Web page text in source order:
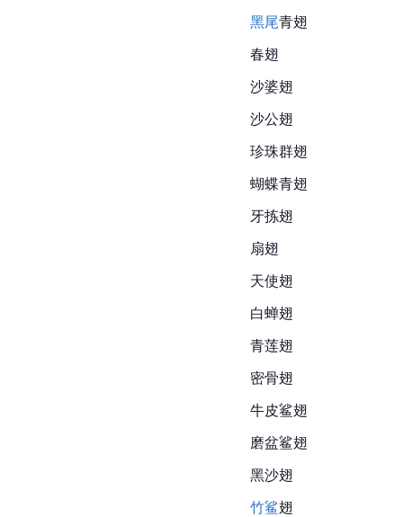
黑尾青翅
春翅
沙婆翅
沙公翅
珍珠群翅
蝴蝶青翅
牙拣翅
扇翅
天使翅
白蝉翅
青莲翅
密骨翅
牛皮鲨翅
磨盆鲨翅
黑沙翅
竹鲨翅